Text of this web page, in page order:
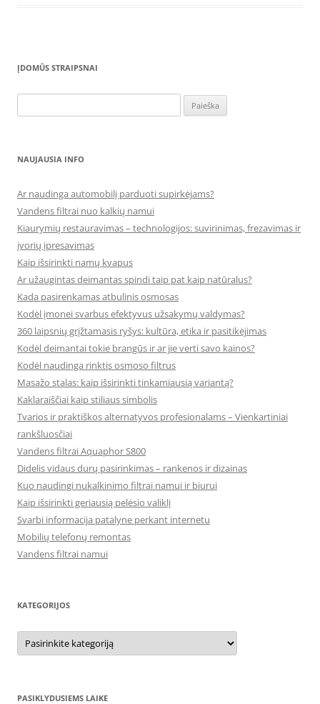
ĮDOMŪS STRAIPSNAI
NAUJAUSIA INFO
Ar naudinga automobilį parduoti supirkėjams?
Vandens filtrai nuo kalkių namui
Kiaurymių restauravimas – technologijos: suvirinimas, frezavimas ir
įvorių įpresavimas
Kaip išsirinkti namų kvapus
Ar užaugintas deimantas spindi taip pat kaip natūralus?
Kada pasirenkamas atbulinis osmosas
Kodėl įmonei svarbus efektyvus užsakymų valdymas?
360 laipsnių grįžtamasis ryšys: kultūra, etika ir pasitikėjimas
Kodėl deimantai tokie brangūs ir ar jie verti savo kainos?
Kodėl naudinga rinktis osmoso filtrus
Masažo stalas: kaip išsirinkti tinkamiausią variantą?
Kaklaraiščiai kaip stiliaus simbolis
Tvarios ir praktiškos alternatyvos profesionalams – Vienkartiniai
rankšluosčiai
Vandens filtrai Aquaphor S800
Didelis vidaus durų pasirinkimas – rankenos ir dizainas
Kuo naudingi nukalkinimo filtrai namui ir biurui
Kaip išsirinkti geriausią pelėsio valiklį
Svarbi informacija patalyne perkant internetu
Mobilių telefonų remontas
Vandens filtrai namui
KATEGORIJOS
Kategorijos
PASIKLYDUSIEMS LAIKE